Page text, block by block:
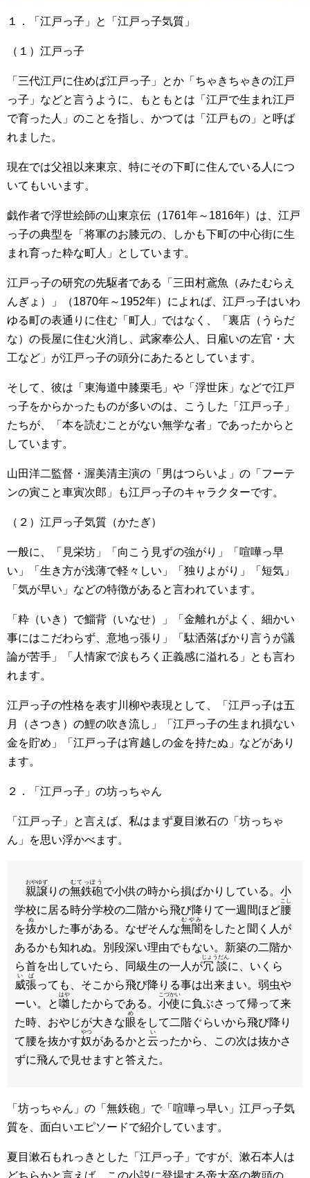
１．「江戸っ子」と「江戸っ子気質」
（１）江戸っ子
「三代江戸に住めば江戸っ子」とか「ちゃきちゃきの江戸
っ子」などと言うように、もともとは「江戸で生まれ江戸
で育った人」のことを指し、かつては「江戸もの」と呼ば
れました。
現在では父祖以来東京、特にその下町に住んでいる人につ
いてもいいます。
戯作者で浮世絵師の山東京伝（1761年～1816年）は、江戸
っ子の典型を「将軍のお膝元の、しかも下町の中心街に生
まれ育った粋な町人」としています。
江戸っ子の研究の先駆者である「三田村鳶魚（みたむらえ
んぎょ）」（1870年～1952年）によれば、江戸っ子はいわ
ゆる町の表通りに住む「町人」ではなく、「裏店（うらだ
な）の長屋に住む火消し、武家奉公人、日雇いの左官・大
工など」が江戸っ子の頭分にあたるとしています。
そして、彼は「東海道中膝栗毛」や「浮世床」などで江戸
っ子をからかったものが多いのは、こうした「江戸っ子」
たちが、「本を読むことがない無学な者」であったからと
しています。
山田洋二監督・渥美清主演の「男はつらいよ」の「フーテ
ンの寅こと車寅次郎」も江戸っ子のキャラクターです。
（２）江戸っ子気質（かたぎ）
一般に、「見栄坊」「向こう見ずの強がり」「喧嘩っ早
い」「生き方が浅薄で軽々しい」「独りよがり」「短気」
「気が早い」などの特徴があると言われています。
「粋（いき）で鯔背（いなせ）」「金離れがよく、細かい
事にはこだわらず、意地っ張り」「駄洒落ばかり言うが議
論が苦手」「人情家で涙もろく正義感に溢れる」とも言わ
れます。
江戸っ子の性格を表す川柳や表現として、「江戸っ子は五
月（さつき）の鯉の吹き流し」「江戸っ子の生まれ損ない
金を貯め」「江戸っ子は宵越しの金を持たぬ」などがあり
ます。
２．「江戸っ子」の坊っちゃん
「江戸っ子」と言えば、私はまず夏目漱石の「坊っちゃ
ん」を思い浮かべます。
親譲
おやゆず
りの無鉄砲
むてっぽう
で小供の時から損ばかりしている。小
学校に居る時分学校の二階から飛び降りて一週間ほど腰
こし
を抜
ぬ
かした事がある。なぜそんな無闇
むやみ
をしたと聞く人が
あるかも知れぬ。別段深い理由でもない。新築の二階か
ら首を出していたら、同級生の一人が冗談
じょうだん
に、いくら
威張
いば
っても、そこから飛び降りる事は出来まい。弱虫や
ーい。と 囃
はや
したからである。 小使
こづかい
に負ぶさって帰って来
た時、おやじが大きな眼
め
をして二階ぐらいから飛び降り
て腰を抜かす奴
やつ
があるかと云
い
ったから、この次は抜かさ
ずに飛んで見せますと答えた。
「坊っちゃん」の「無鉄砲」で「喧嘩っ早い」江戸っ子気
質を、面白いエピソードで紹介しています。
夏目漱石もれっきとした「江戸っ子」ですが、漱石本人は
どちらかと言えば、この小説に登場する帝大卒の教頭の